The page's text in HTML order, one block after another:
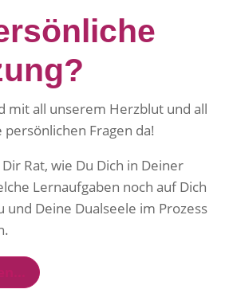
mit all unserem Herzblut und all
Fragen da!
Rat, wie Du Dich in Deiner
Lernaufgaben noch auf Dich
Deine Dualseele im Prozess